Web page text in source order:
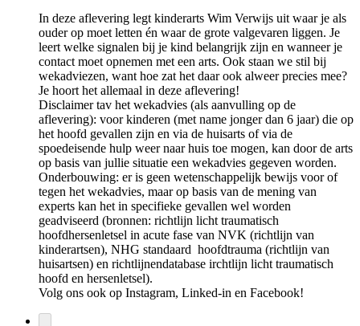
In deze aflevering legt kinderarts Wim Verwijs uit waar je als
ouder op moet letten én waar de grote valgevaren liggen. Je
leert welke signalen bij je kind belangrijk zijn en wanneer je
contact moet opnemen met een arts. Ook staan we stil bij
wekadviezen, want hoe zat het daar ook alweer precies mee?
Je hoort het allemaal in deze aflevering!
Disclaimer tav het wekadvies (als aanvulling op de
aflevering): voor kinderen (met name jonger dan 6 jaar) die op
het hoofd gevallen zijn en via de huisarts of via de
spoedeisende hulp weer naar huis toe mogen, kan door de arts
op basis van jullie situatie een wekadvies gegeven worden.
Onderbouwing: er is geen wetenschappelijk bewijs voor of
tegen het wekadvies, maar op basis van de mening van
experts kan het in specifieke gevallen wel worden
geadviseerd (bronnen: richtlijn licht traumatisch
hoofdhersenletsel in acute fase van NVK (richtlijn van
kinderartsen), NHG standaard hoofdtrauma (richtlijn van
huisartsen) en richtlijnendatabase irchtlijn licht traumatisch
hoofd en hersenletsel).
Volg ons ook op Instagram, Linked-in en Facebook!